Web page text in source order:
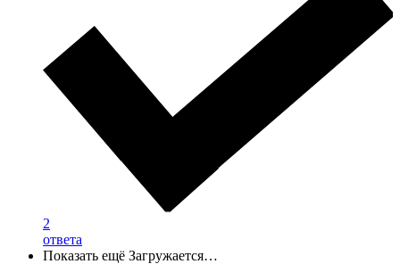
2
ответа
Показать ещё Загружается…